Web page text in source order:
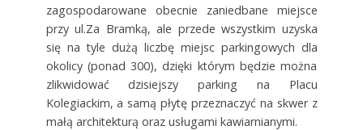
zagospodarowane obecnie zaniedbane miejsce
przy ul.Za Bramką, ale przede wszystkim uzyska
się na tyle dużą liczbę miejsc parkingowych dla
okolicy (ponad 300), dzięki którym będzie można
zlikwidować dzisiejszy parking na Placu
Kolegiackim, a samą płytę przeznaczyć na skwer z
małą architekturą oraz usługami kawiarnianymi.